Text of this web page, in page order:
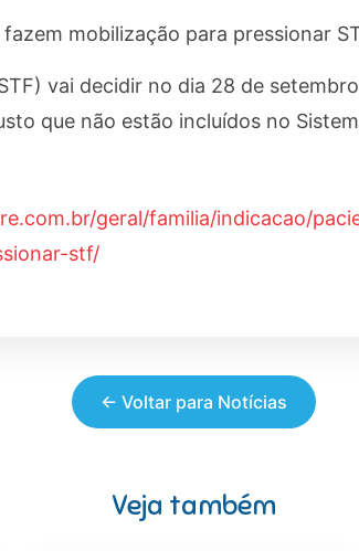
mobilização para pressionar
vai decidir no dia 28 de
que não estão incluídos no
geral/familia/indicacao/
stf/
← Voltar para Notícias
Veja também